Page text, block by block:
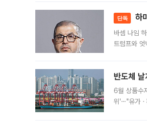
단독 하
바셈 나임
트럼프와
반도체
6월 상품수
위'⋯"유가ㆍ